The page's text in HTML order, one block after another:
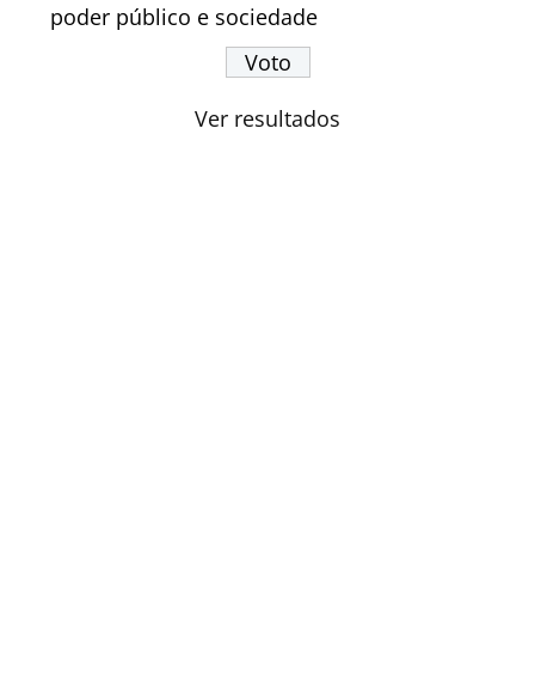
poder público e sociedade
Ver resultados